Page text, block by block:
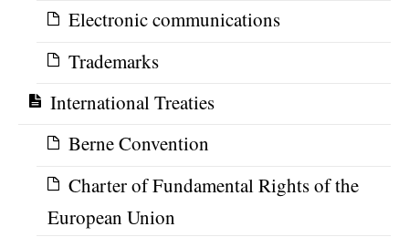
Electronic communications
Trademarks
International Treaties
Berne Convention
Charter of Fundamental Rights of the
European Union